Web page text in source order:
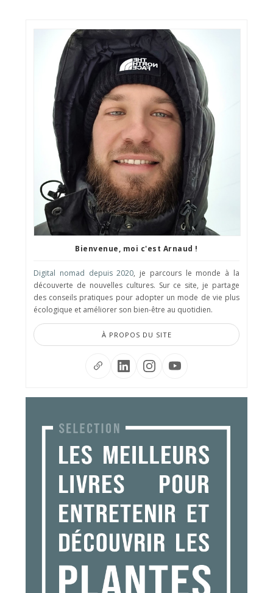
Bienvenue, moi c'est Arnaud !
Digital nomad depuis 2020, je parcours le monde à la
découverte de nouvelles cultures. Sur ce site, je partage
des conseils pratiques pour adopter un mode de vie plus
écologique et améliorer son bien-être au quotidien.
À PROPOS DU SITE